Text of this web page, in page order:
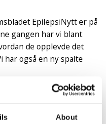
About
EpilepsiNytt er på
gangen har vi blant
de opplevde det
har også en ny spalte
kan anfallene minne om